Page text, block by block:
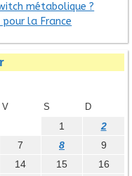
métabolique ?
la France
V S D
1
2
7 8
9
14 15 16